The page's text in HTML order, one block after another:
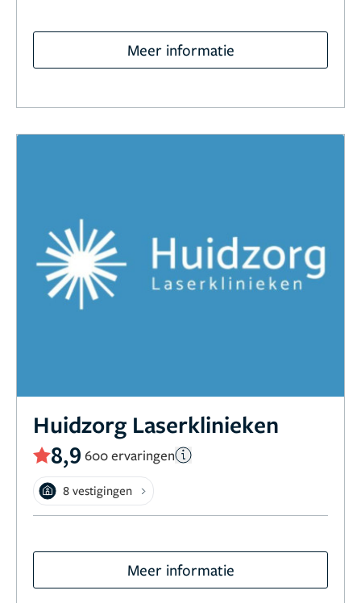
Meer informatie
Huidzorg Laserklinieken
8,9 600 ervaringen
8 vestigingen
Meer informatie